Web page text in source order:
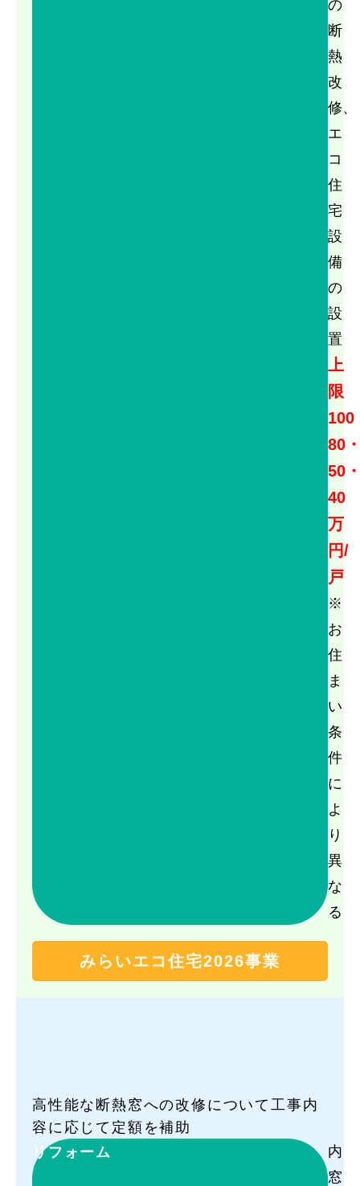
の
断
熱
改
修、
エ
コ
住
宅
設
備
の
設
置
上
限
100
80
50
40
万
円/
戸
※
お
住
ま
い
条
件
に
よ
り
異
な
る
みらいエコ住宅2026事業
高性能な断熱窓への改修について工事内
容に応じて定額を補助
リフォーム
内
窓